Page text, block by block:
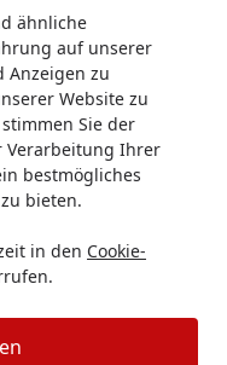
ähnliche
auf unserer
Anzeigen zu
Website zu
Sie der
Verarbeitung Ihrer
bestmögliches
bieten.
in den Cookie-
57 cm,